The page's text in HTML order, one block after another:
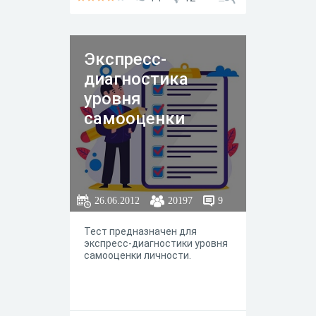
Экспресс-
диагностика
уровня
самооценки
26.06.2012 20197 9
Тест предназначен для
экспресс-диагностики уровня
самооценки личности.